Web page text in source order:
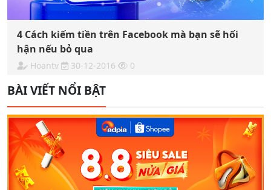
4 Cách kiếm tiền trên Facebook mà bạn sẽ hối
hận nếu bỏ qua
Hoantv 30-12-2016 0
BÀI VIẾT NỔI BẬT